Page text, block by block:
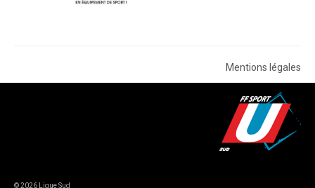
Mentions légales
© 2026 Ligue Sud